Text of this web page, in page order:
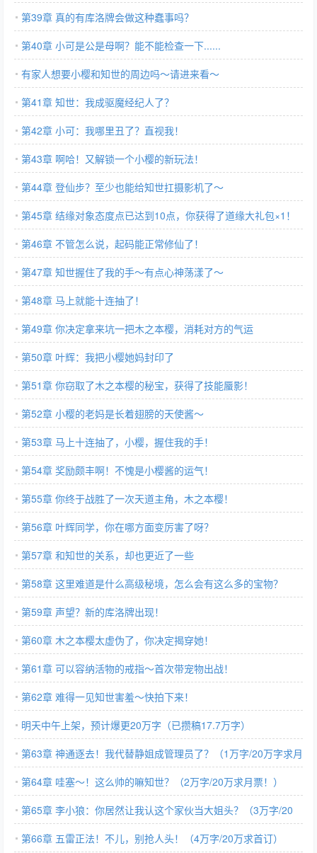
第39章 真的有库洛牌会做这种蠢事吗？
第40章 小可是公是母啊？能不能检查一下......
有家人想要小樱和知世的周边吗～请进来看～
第41章 知世：我成驱魔经纪人了？
第42章 小可：我哪里丑了？直视我！
第43章 啊哈！又解锁一个小樱的新玩法！
第44章 登仙步？至少也能给知世扛摄影机了～
第45章 结缘对象态度点已达到10点，你获得了道缘大礼包×1！
第46章 不管怎么说，起码能正常修仙了！
第47章 知世握住了我的手～有点心神荡漾了～
第48章 马上就能十连抽了！
第49章 你决定拿来坑一把木之本樱，消耗对方的气运
第50章 叶辉：我把小樱她妈封印了
第51章 你窃取了木之本樱的秘宝，获得了技能蜃影！
第52章 小樱的老妈是长着翅膀的天使酱～
第53章 马上十连抽了，小樱，握住我的手！
第54章 奖励颇丰啊！不愧是小樱酱的运气！
第55章 你终于战胜了一次天道主角，木之本樱！
第56章 叶辉同学，你在哪方面变厉害了呀？
第57章 和知世的关系，却也更近了一些
第58章 这里难道是什么高级秘境，怎么会有这么多的宝物？
第59章 声望？新的库洛牌出现！
第60章 木之本樱太虚伪了，你决定揭穿她！
第61章 可以容纳活物的戒指～首次带宠物出战！
第62章 难得一见知世害羞～快拍下来！
明天中午上架，预计爆更20万字（已攒稿17.7万字）
第63章 神通逐去！我代替静姐成管理员了？（1万字/20万字求月
票！）
第64章 哇塞～！这么帅的嘛知世？（2万字/20万求月票！）
第65章 李小狼：你居然让我认这个家伙当大姐头？（3万字/20
万）
第66章 五雷正法！不儿，别抢人头！（4万字/20万求首订）